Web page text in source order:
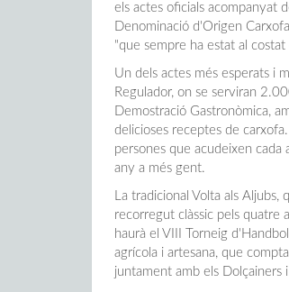
els actes oficials acompanyat
Denominació d'Origen
"que sempre ha estat al
Un dels actes més esperats i
Regulador, on se serviran
Demostració Gastronòmica,
delicioses receptes de
persones que acudeixen
any a més gent.
La tradicional Volta als
recorregut clàssic pels quatre
haurà el VIII Torneig
agrícola i artesana, que
juntament amb els Dolçainers